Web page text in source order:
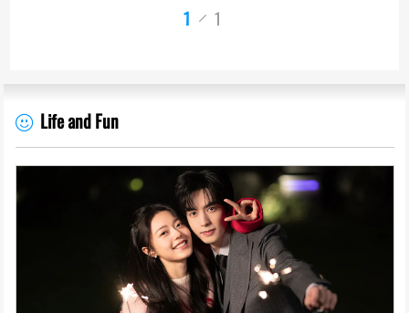
1 1
Life and Fun